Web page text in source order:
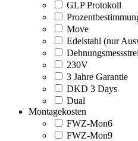
GLP Protokoll
Move
Edelstahl (nur
230V
3 Jahre Garantie
DKD 3 Days
Dual
Montagekosten
FWZ-Mon6
FWZ-Mon9